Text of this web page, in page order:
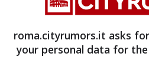
ufficiale di
per aggiornamenti o
occasione di
roma.cityrumors.it asks
your personal data for